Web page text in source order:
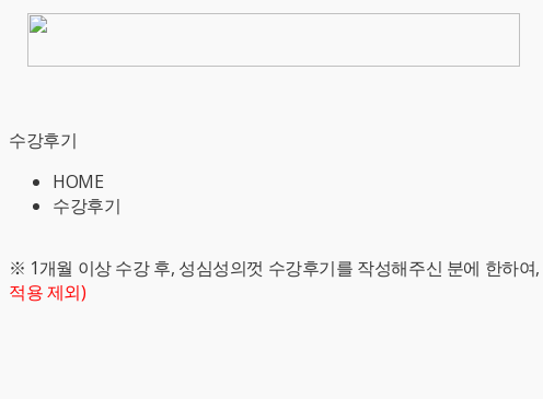
수강후기
HOME
수강후기
※ 1개월 이상 수강 후, 성심성의껏 수강후기를 작성해주신 분에 한하여,
적용 제외)